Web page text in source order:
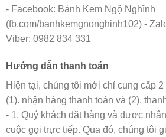
- Facebook: Bánh Kem Ngộ Nghĩnh
(fb.com/banhkemgnonghinh102) -
Viber: 0982 834 331
Hướng dẫn thanh toán
Hiện tại, chúng tôi mới chỉ cung cấp
(1). nhận hàng thanh toán và (2).
- 1. Quý khách đặt hàng và được
cuộc gọi trực tiếp. Qua đó, chúng tôi